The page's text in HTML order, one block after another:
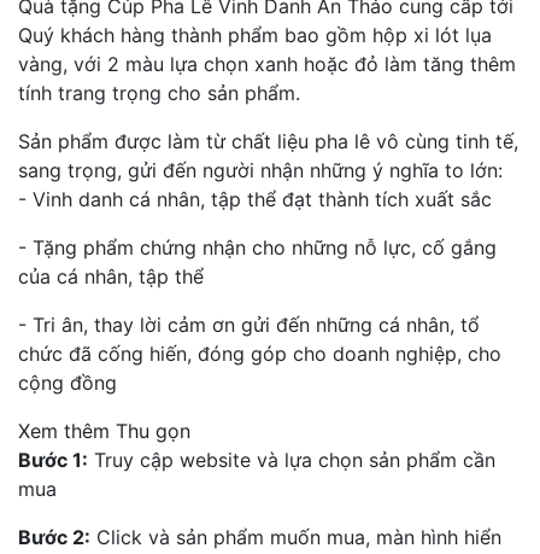
Quà tặng Cúp Pha Lê Vinh Danh An Thảo cung cấp tới
Quý khách hàng thành phẩm bao gồm hộp xi lót lụa
vàng, với 2 màu lựa chọn xanh hoặc đỏ làm tăng thêm
tính trang trọng cho sản phẩm.
Sản phẩm được làm từ chất liệu pha lê vô cùng tinh tế,
sang trọng, gửi đến người nhận những ý nghĩa to lớn:
- Vinh danh cá nhân, tập thể đạt thành tích xuất sắc
- Tặng phẩm chứng nhận cho những nỗ lực, cố gắng
của cá nhân, tập thể
- Tri ân, thay lời cảm ơn gửi đến những cá nhân, tổ
chức đã cống hiến, đóng góp cho doanh nghiệp, cho
cộng đồng
Xem thêm Thu gọn
Bước 1: Truy cập website và lựa chọn sản phẩm cần
mua
Bước 2: Click và sản phẩm muốn mua, màn hình hiển